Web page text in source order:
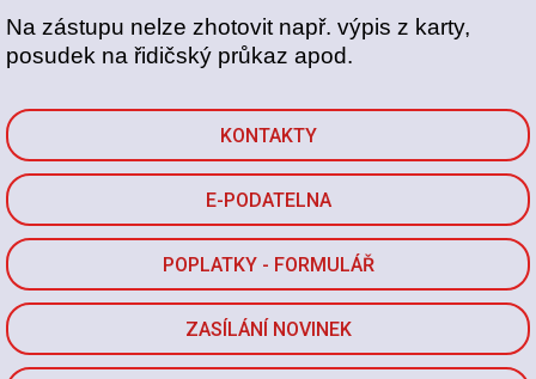
KONTAKTY
E-PODATELNA
POPLATKY - FORMULÁŘ
ZASÍLÁNÍ NOVINEK
Na zástupu nelze zhotovit např. výpis z karty,
posudek na řidičský průkaz apod.